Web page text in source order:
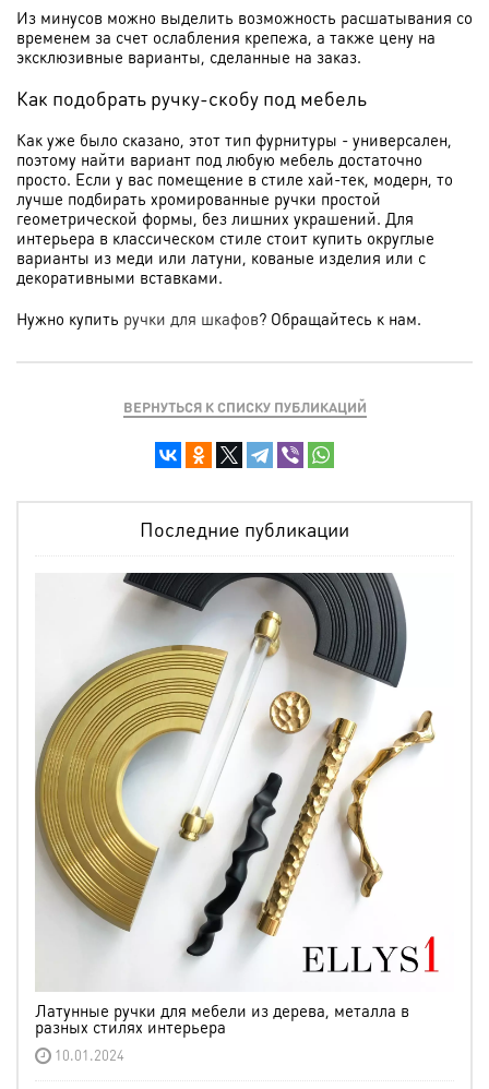
Из минусов можно выделить возможность расшатывания со
временем за счет ослабления крепежа, а также цену на
эксклюзивные варианты, сделанные на заказ.
Как подобрать ручку-скобу под мебель
Как уже было сказано, этот тип фурнитуры - универсален,
поэтому найти вариант под любую мебель достаточно
просто. Если у вас помещение в стиле хай-тек, модерн, то
лучше подбирать хромированные ручки простой
геометрической формы, без лишних украшений. Для
интерьера в классическом стиле стоит купить округлые
варианты из меди или латуни, кованые изделия или с
декоративными вставками.
Нужно купить ручки для шкафов? Обращайтесь к нам.
ВЕРНУТЬСЯ К СПИСКУ ПУБЛИКАЦИЙ
Последние публикации
Латунные ручки для мебели из дерева, металла в
разных стилях интерьера
10.01.2024